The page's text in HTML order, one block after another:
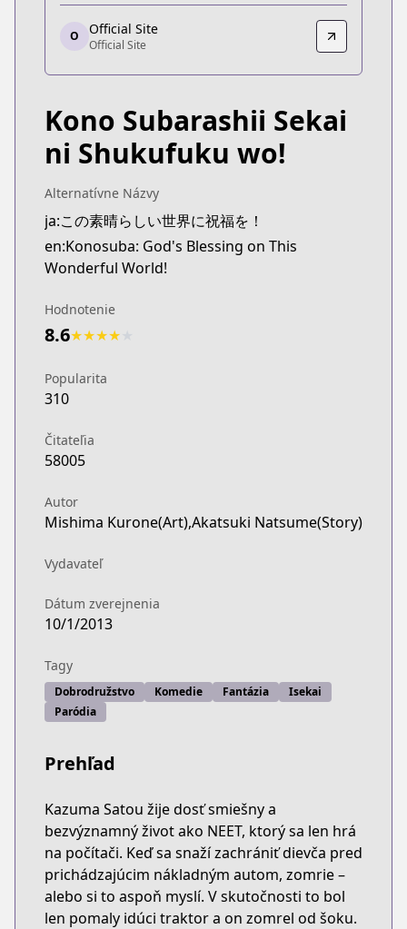
https://yenpress.com/series/konosuba-light-novel
Official Site
Official Site
https://sneakerbunko.jp/konosuba/
O Official Site
Official Site
Kono Subarashii Sekai
ni Shukufuku wo!
Alternatívne Názvy
ja:この素晴らしい世界に祝福を！
en:Konosuba: God's Blessing on This
Wonderful World!
Hodnotenie
8.6★★★★
Popularita
310
Čitateľia
58005
Autor
Mishima Kurone(Art),Akatsuki Natsume(Story)
Vydavateľ
Dátum zverejnenia
10/1/2013
Tagy
Dobrodružstvo Komedie Fantázia
Isekai
Paródia
Prehľad
Kazuma Satou žije dosť smiešny a
bezvýznamný život ako NEET, ktorý sa len hrá
na počítači. Keď sa snaží zachrániť dievča pred
prichádzajúcim nákladným autom, zomrie –
alebo si to aspoň myslí. V skutočnosti to bol
len pomaly idúci traktor a on zomrel od šoku.